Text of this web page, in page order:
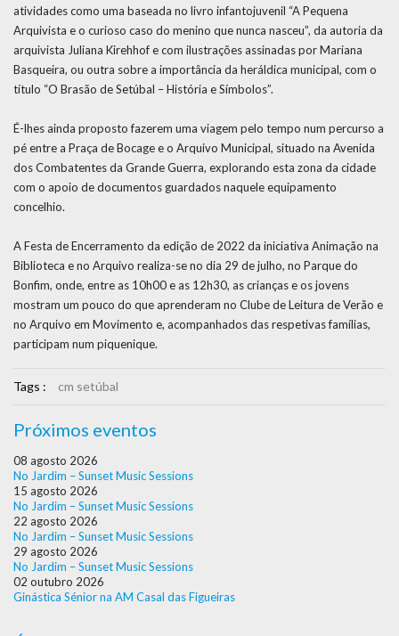
atividades como uma baseada no livro infantojuvenil “A Pequena
Arquivista e o curioso caso do menino que nunca nasceu”, da autoria da
arquivista Juliana Kirehhof e com ilustrações assinadas por Mariana
Basqueira, ou outra sobre a importância da heráldica municipal, com o
título “O Brasão de Setúbal – História e Símbolos”.
É-lhes ainda proposto fazerem uma viagem pelo tempo num percurso a
pé entre a Praça de Bocage e o Arquivo Municipal, situado na Avenida
dos Combatentes da Grande Guerra, explorando esta zona da cidade
com o apoio de documentos guardados naquele equipamento
concelhio.
A Festa de Encerramento da edição de 2022 da iniciativa Animação na
Biblioteca e no Arquivo realiza-se no dia 29 de julho, no Parque do
Bonfim, onde, entre as 10h00 e as 12h30, as crianças e os jovens
mostram um pouco do que aprenderam no Clube de Leitura de Verão e
no Arquivo em Movimento e, acompanhados das respetivas famílias,
participam num piquenique.
Tags : cm setúbal
Próximos eventos
08 agosto 2026
No Jardim – Sunset Music Sessions
15 agosto 2026
No Jardim – Sunset Music Sessions
22 agosto 2026
No Jardim – Sunset Music Sessions
29 agosto 2026
No Jardim – Sunset Music Sessions
02 outubro 2026
Ginástica Sénior na AM Casal das Figueiras